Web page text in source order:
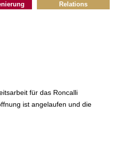
Relations
für das Roncalli
ist angelaufen und die